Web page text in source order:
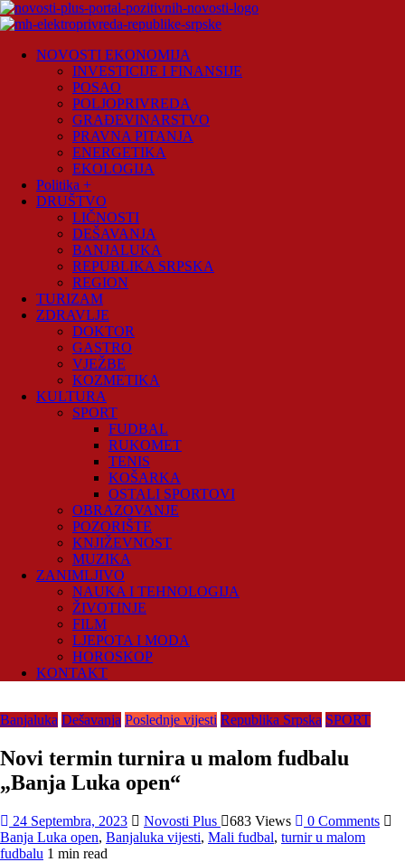
Skip
to
Plus
NOVOSTI EKONOMIJA
INVESTICIJE I FINANSIJE
POSAO
POLJOPRIVREDA
GRAĐEVINARSTVO
PRAVNA PITANJA
ENERGETIKA
EKOLOGIJA
Politika +
DRUŠTVO
LIČNOSTI
DEŠAVANJA
BANJALUKA
REPUBLIKA SRPSKA
REGION
TURIZAM
ZDRAVLJE
DOKTOR
GASTRO
VJEŽBE
KOZMETIKA
KULTURA
SPORT
FUDBAL
RUKOMET
TENIS
KOŠARKA
OSTALI SPORTOVI
OBRAZOVANJE
POZORIŠTE
KNJIŽEVNOST
MUZIKA
ZANIMLJIVO
NAUKA I TEHNOLOGIJA
ŽIVOTINJE
FILM
LJEPOTA I MODA
HOROSKOP
KONTAKT
Banjaluka Dešavanja Poslednje vijesti Republika Srpska SPORT
Novi termin turnira u malom fudbalu
„Banja Luka open“
24 Septembra, 2023 Novosti Plus 683 Views
0 Comments
Banja Luka open, Banjaluka vijesti, Mali fudbal, turnir u malom
fudbalu 1 min read